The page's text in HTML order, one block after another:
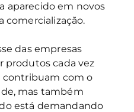
aparecido em novos
comercialização.
das empresas
produtos cada vez
contribuam com o
mas também
está demandando